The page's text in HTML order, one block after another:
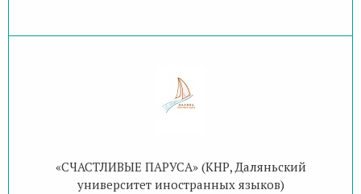
«СЧАСТЛИВЫЕ ПАРУСА» (КНР, Даляньский
университет иностранных языков)